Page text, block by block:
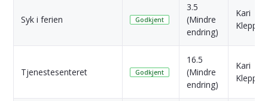
Syk i ferien Godkjent
3.5
(Mindre
endring)
Kari
Klepp
Tjenestesenteret Godkjent
16.5
(Mindre
endring)
Kari
Klepp